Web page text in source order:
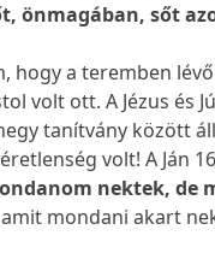
önmagában, sőt
hogy a teremben
volt ott. A Jézus és
tanítvány között
volt! A Ján
nektek, de
mondani akart